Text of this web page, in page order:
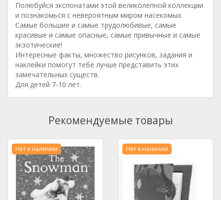
Полюбуйся экспонатами этой великолепной коллекции
и познакомься с невероятным миром насекомых.
Самые большие и самые трудолюбивые, самые
красивые и самые опасные, самые привычные и самые
экзотические!
Интересные факты, множество рисунков, задания и
наклейки помогут тебе лучше представить этих
замечательных существ.
Для детей 7-10 лет.
Рекомендуемые товары
Нет в наличии Нет в наличии